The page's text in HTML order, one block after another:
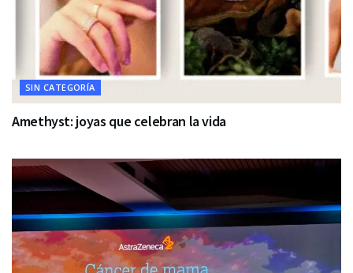
SIN CATEGORÍA
Amethyst: joyas que celebran la vida